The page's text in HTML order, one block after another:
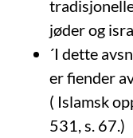
jøder og
´I dette
er fiender
( Islamsk
531, s. 67.)